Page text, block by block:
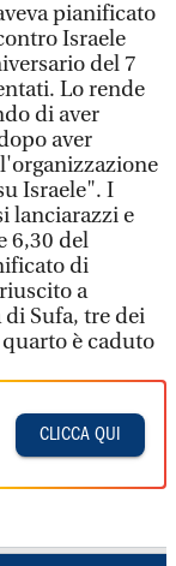
pianificato
Israele
del 7
Lo rende
di aver
aver
Israele". I
lanciarazzi e
6,30 del
di
a
Sufa, tre dei
è caduto
CLICCA QUI